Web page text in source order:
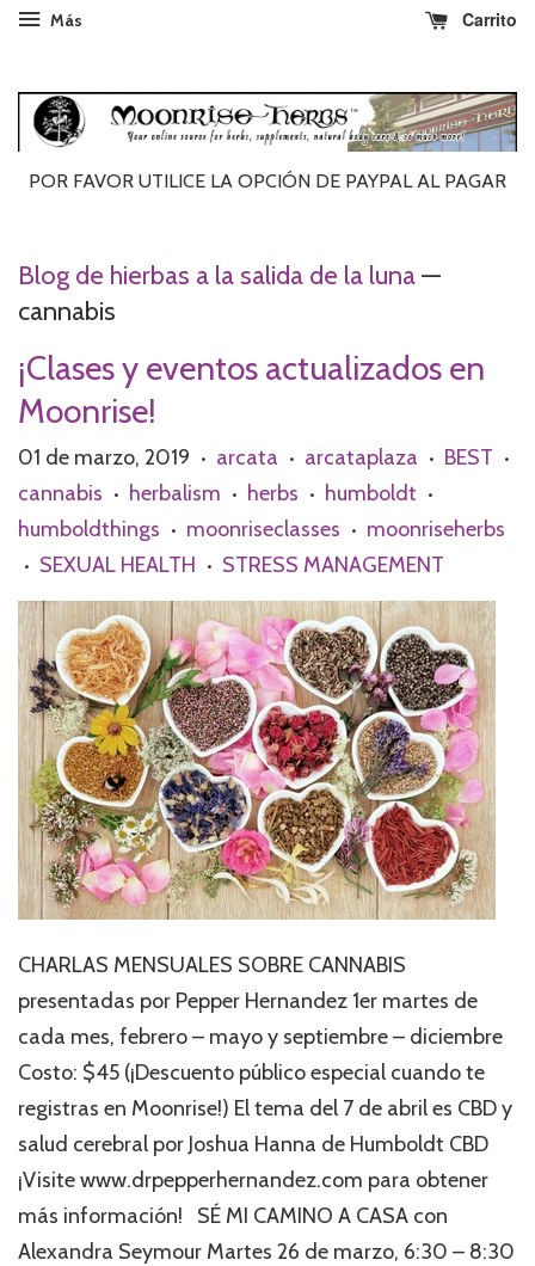
Más Carrito
POR FAVOR UTILICE LA OPCIÓN DE PAYPAL AL ​​PAGAR
Blog de hierbas a la salida de la luna—
cannabis
¡Clases y eventos actualizados en
Moonrise!
01 de marzo, 2019 • arcata • arcataplaza • BEST •
cannabis • herbalism • herbs • humboldt •
humboldthings • moonriseclasses • moonriseherbs
• SEXUAL HEALTH • STRESS MANAGEMENT
CHARLAS MENSUALES SOBRE CANNABIS
presentadas por Pepper Hernandez 1er martes de
cada mes, febrero – mayo y septiembre – diciembre
Costo: $45 (¡Descuento público especial cuando te
registras en Moonrise!) El tema del 7 de abril es CBD y
salud cerebral por Joshua Hanna de Humboldt CBD
¡Visite www.drpepperhernandez.com para obtener
más información! SÉ MI CAMINO A CASA con
Alexandra Seymour Martes 26 de marzo, 6:30 – 8:30